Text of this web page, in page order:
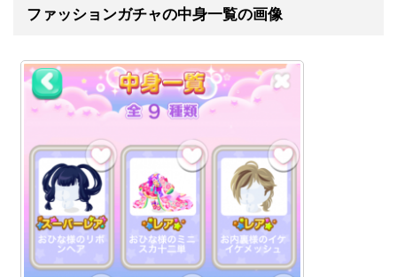
ファッションガチャの中身一覧の画像